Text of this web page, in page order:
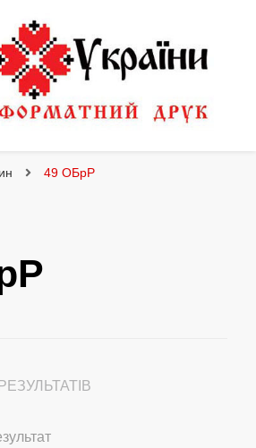
49 ОБрР
РЕЗУЛЬТАТІВ